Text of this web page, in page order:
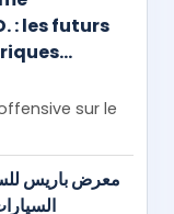
: les futurs
pour le
sur le